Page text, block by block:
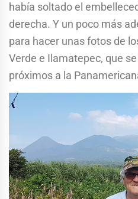
había soltado el
derecha. Y un poco más
para hacer unas fotos de
Verde e Ilamatepec, que
próximos a la